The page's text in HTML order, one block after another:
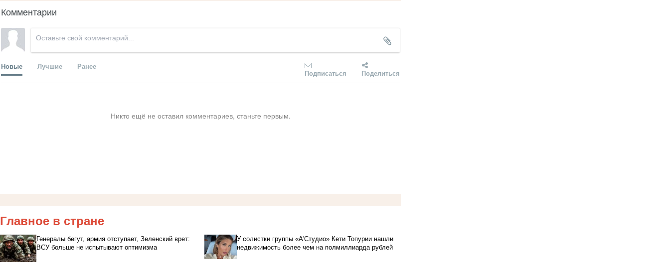
Комментарии
Новые Лучшие Ранее
Подписаться Поделиться
Никто ещё не оставил комментариев, станьте первым.
Главное в стране
Генералы бегут, армия отступает, Зеленский врет:
ВСУ больше не испытывают оптимизма
У солистки группы «А'Студио» Кети Топурии нашли
недвижимость более чем на полмиллиарда рублей